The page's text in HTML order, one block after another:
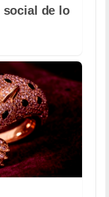
social de lo